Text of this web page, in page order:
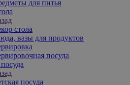
для питья
стола
вазы для продуктов
посуда
посуда